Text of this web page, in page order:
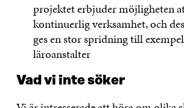
projektet erbjuder möjligheten
kontinuerlig verksamhet, och
ges en stor spridning till
läroanstalter
Vad vi inte söker